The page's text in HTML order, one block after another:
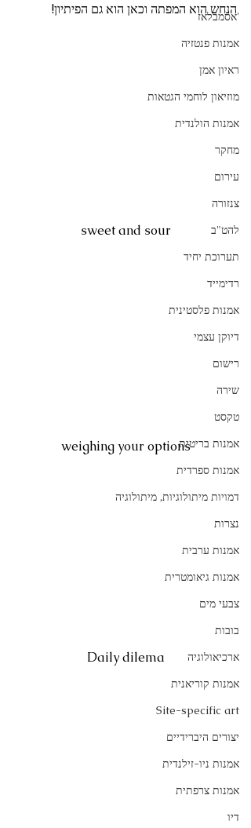
'אסמבלאז
אמנות פנטזיה
ראיון אמן
מוזיאון לוחמי הגטאות
אמנות הולנדית
מחקר
עירום
צנזורה
להט"ב
תערוכת יחיד
רדימייד
אמנות פלסטינית
דיוקן עצמי
רישום
שירה
טקסט
אמנות בריטית
אמנות ספרדית
דמויות מיתולוגיות, מיתולוגיה
נצרות
אמנות ערבית
אמנות גיאומטרית
צבעי מים
בובות
ארכיאולוגיה
אמנות קוריאנית
Site-specific art
יצורים היברידיים
אמנות ניו-זילנדית
אמנות צרפתית
דיו
הנחש הוא המפתה וכאן הוא גם הפיתיון!
sweet and sour
weighing your options
Daily dilema